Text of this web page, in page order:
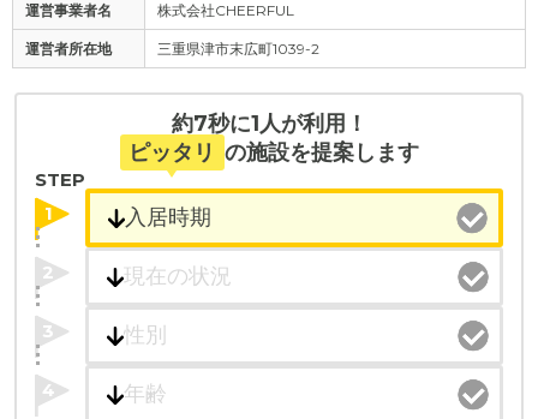
運営事業者名 株式会社CHEERFUL
運営者所在地 三重県津市末広町1039-2
約7秒に1人が利用！
ピッタリ の施設を提案します
STEP
1
2
3
4